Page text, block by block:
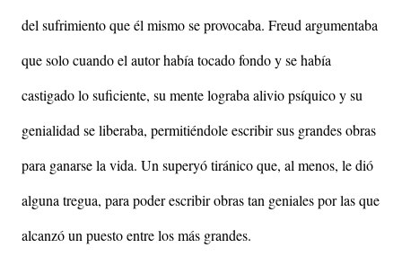
del sufrimiento que él mismo se provocaba. Freud argumentaba
que solo cuando el autor había tocado fondo y se había
castigado lo suficiente, su mente lograba alivio psíquico y su
genialidad se liberaba, permitiéndole escribir sus grandes obras
para ganarse la vida. Un superyó tiránico que, al menos, le dió
alguna tregua, para poder escribir obras tan geniales por las que
alcanzó un puesto entre los más grandes.